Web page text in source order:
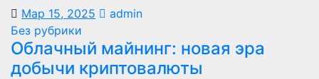
Мар 15, 2025
admin
Без рубрики
Облачный майнинг: новая эра
добычи криптовалюты